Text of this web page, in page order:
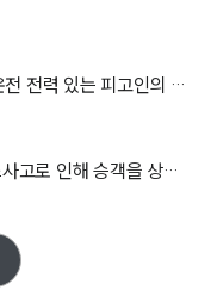
[도로교통법위반 벌금형 방어] 2회 음주운전 전력 있는 피고인의 벌금형 판결 이끌어 냄
[교통사고처리특례법위반 성공사례] 버스사고로 인해 승객을 상해케 한 피고인의 처벌을 벌금형으로 방어함